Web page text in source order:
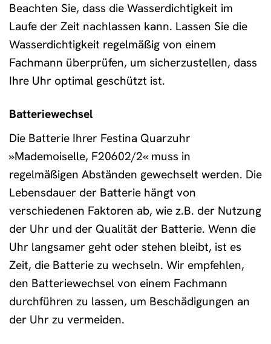
Beachten Sie, dass die Wasserdichtigkeit im
Laufe der Zeit nachlassen kann. Lassen Sie die
Wasserdichtigkeit regelmäßig von einem
Fachmann überprüfen, um sicherzustellen, dass
Ihre Uhr optimal geschützt ist.
Batteriewechsel
Die Batterie Ihrer Festina Quarzuhr
»Mademoiselle, F20602/2« muss in
regelmäßigen Abständen gewechselt werden. Die
Lebensdauer der Batterie hängt von
verschiedenen Faktoren ab, wie z.B. der Nutzung
der Uhr und der Qualität der Batterie. Wenn die
Uhr langsamer geht oder stehen bleibt, ist es
Zeit, die Batterie zu wechseln. Wir empfehlen,
den Batteriewechsel von einem Fachmann
durchführen zu lassen, um Beschädigungen an
der Uhr zu vermeiden.